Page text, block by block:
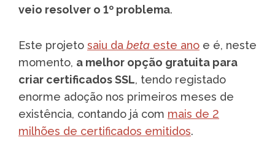
veio resolver o 1º problema.
Este projeto saiu da beta este ano e é, neste
momento, a melhor opção gratuita para
criar certificados SSL, tendo registado
enorme adoção nos primeiros meses de
existência, contando já com mais de 2
milhões de certificados emitidos.